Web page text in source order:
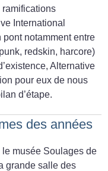
ramifications
International
pont notamment entre
redskin, harcore)
Alternative
pour eux de nous
d’étape.
des années
musée Soulages de
grande salle des